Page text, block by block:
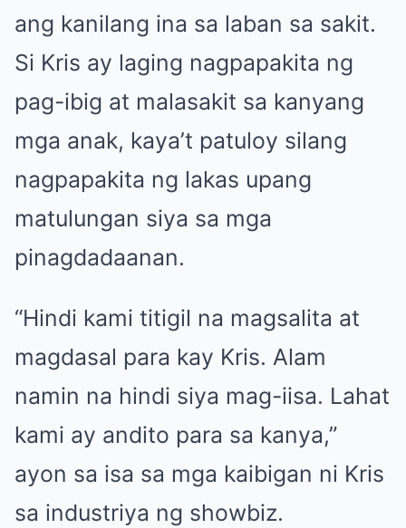
ang kanilang ina sa laban sa sakit.
Si Kris ay laging nagpapakita ng
pag-ibig at malasakit sa kanyang
mga anak, kaya’t patuloy silang
nagpapakita ng lakas upang
matulungan siya sa mga
pinagdadaanan.
“Hindi kami titigil na magsalita at
magdasal para kay Kris. Alam
namin na hindi siya mag-iisa. Lahat
kami ay andito para sa kanya,”
ayon sa isa sa mga kaibigan ni Kris
sa industriya ng showbiz.